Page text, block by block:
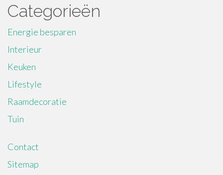
Categorieën
Energie besparen
Interieur
Keuken
Lifestyle
Raamdecoratie
Tuin
Contact
Sitemap